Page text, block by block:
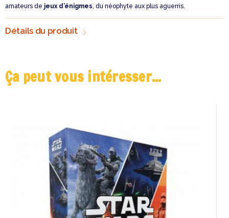
amateurs de jeux d’énigmes, du néophyte aux plus aguerris.
Détails du produit
Ça peut vous intéresser...